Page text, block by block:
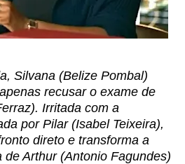
Silvana (Belize Pombal)
recusar o exame de
Irritada com a
por Pilar (Isabel Teixeira),
direto e transforma a
Arthur (Antonio Fagundes)